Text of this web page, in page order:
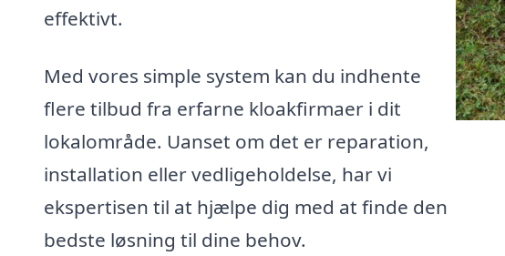
effektivt.
Med vores simple system kan du indhente
flere tilbud fra erfarne kloakfirmaer i dit
lokalområde. Uanset om det er reparation,
installation eller vedligeholdelse, har vi
ekspertisen til at hjælpe dig med at finde den
bedste løsning til dine behov.